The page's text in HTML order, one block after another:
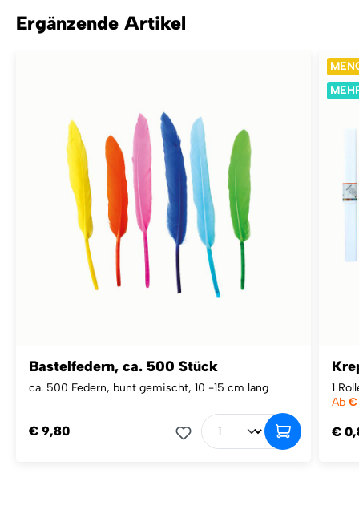
Ergänzende Artikel
Bastelfedern, ca. 500 Stück
ca. 500 Federn, bunt gemischt, 10 -15 cm lang
€ 9,80
1
Ab €
€